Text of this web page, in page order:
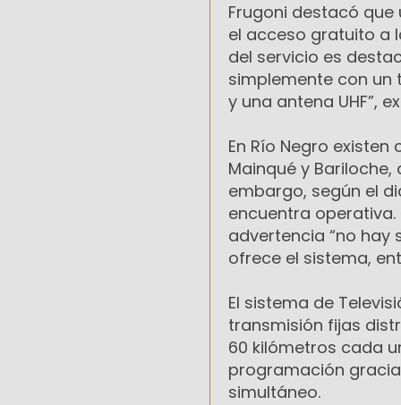
Frugoni destacó que
el acceso gratuito a
del servicio es
simplemente con un
y una antena UHF”,
En Río Negro
Mainqué y
embargo, según el
encuentra
advertencia “no hay
ofrece el sistema,
El sistema de
transmisión fijas
60 kilómetros cada
programación
simultáneo.